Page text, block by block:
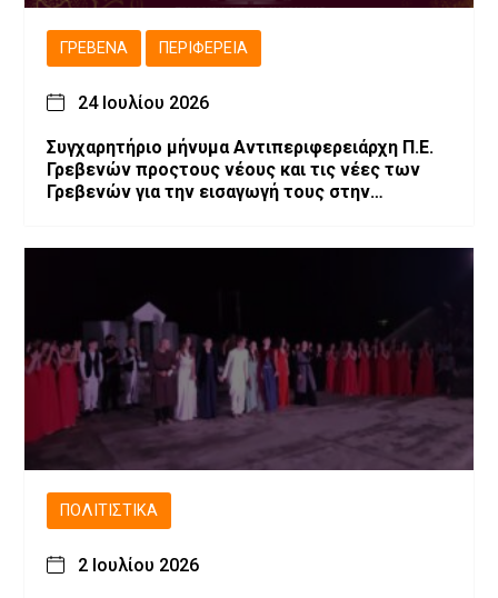
ΓΡΕΒΕΝΆ ΠΕΡΙΦΈΡΕΙΑ
24 Ιουλίου 2026
Συγχαρητήριο μήνυμα Αντιπεριφερειάρχη Π.Ε.
Γρεβενών προςτους νέους και τις νέες των
Γρεβενών για την εισαγωγή τους στην
ΠΟΛΙΤΙΣΤΙΚΆ
2 Ιουλίου 2026